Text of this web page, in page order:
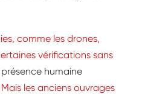
comme les drones,
vérifications sans
humaine
Mais les anciens ouvrages